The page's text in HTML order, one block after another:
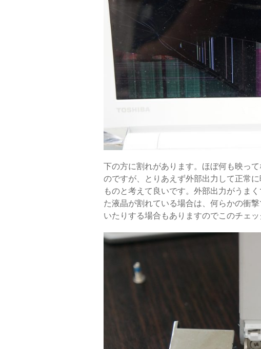
下の方に割れがあります。ほぼ何も映っ
のですが、とりあえず外部出力して正常
ものと考えて良いです。外部出力がうま
た液晶が割れている場合は、何らかの衝
いたりする場合もありますのでこのチェ